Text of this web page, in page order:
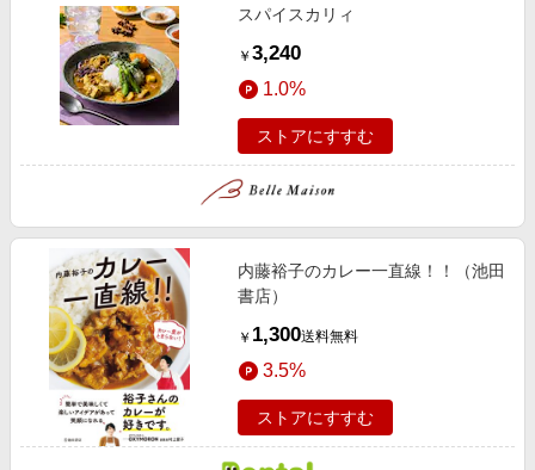
スパイスカリィ
￥ 3,240
1.0%
ストアにすすむ
内藤裕子のカレー一直線！！（池田
書店）
￥ 1,300送料無料
3.5%
ストアにすすむ